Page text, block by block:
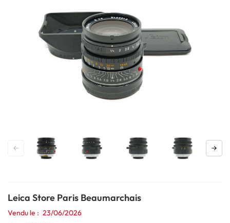
Leica Store Paris Beaumarchais
Vendu le
23/06/2026